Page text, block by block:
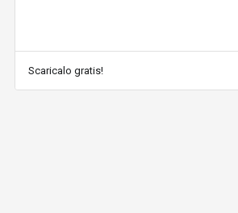
Scaricalo gratis!